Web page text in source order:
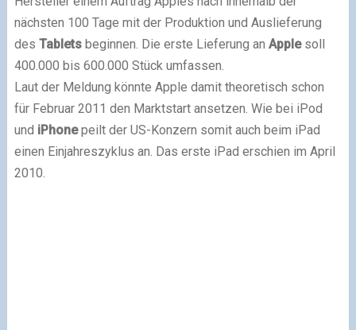
nächsten 100 Tage mit der Produktion und Auslieferung
des Tabletsbeginnen. Die erste Lieferung an Applesoll
400.000 bis 600.000 Stück umfassen.
Laut der Meldung könnte Apple damit theoretisch schon
für Februar 2011 den Marktstart ansetzen. Wie bei iPod
und iPhonepeilt der US-Konzern somit auch beim iPad
einen Einjahreszyklus an. Das erste iPad erschien im April
2010.